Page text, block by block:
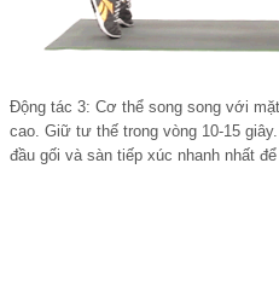
Động tác 3: Cơ thể song song với
cao. Giữ tư thế trong vòng 10-15
đầu gối và sàn tiếp xúc nhanh nhất